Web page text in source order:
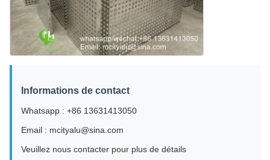
Informations de contact
Whatsapp : +86 13631413050
Email : mcityalu@sina.com
Veuillez nous contacter pour plus de détails